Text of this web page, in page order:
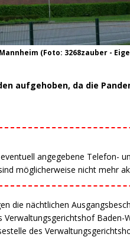
(Foto: 3268zauber -
aufgehoben, da die
angegebene Telefon-
möglicherweise nicht mehr
die nächtlichen
Baden-
des